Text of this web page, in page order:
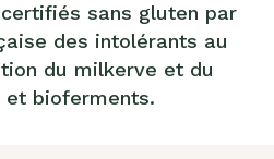
sans gluten par
des intolérants au
du milkerve et du
bioferments.